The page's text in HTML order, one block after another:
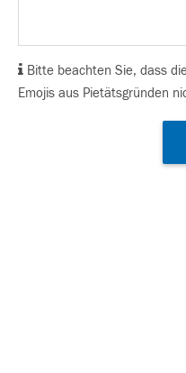
Bitte beachten Sie, dass
Emojis aus Pietätsgründen